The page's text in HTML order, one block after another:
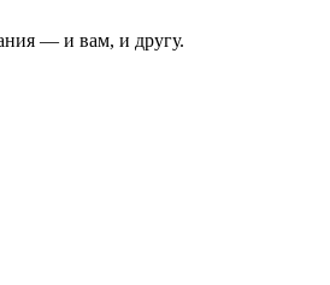
— и вам, и другу.